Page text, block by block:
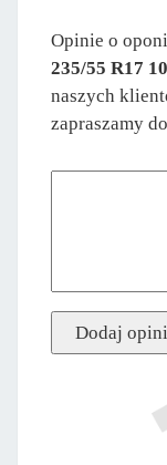
Opinie o
235/55 R17
naszych
zapraszamy